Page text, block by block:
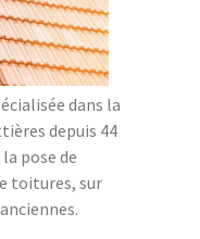
dans la
depuis 44
pose de
toitures, sur